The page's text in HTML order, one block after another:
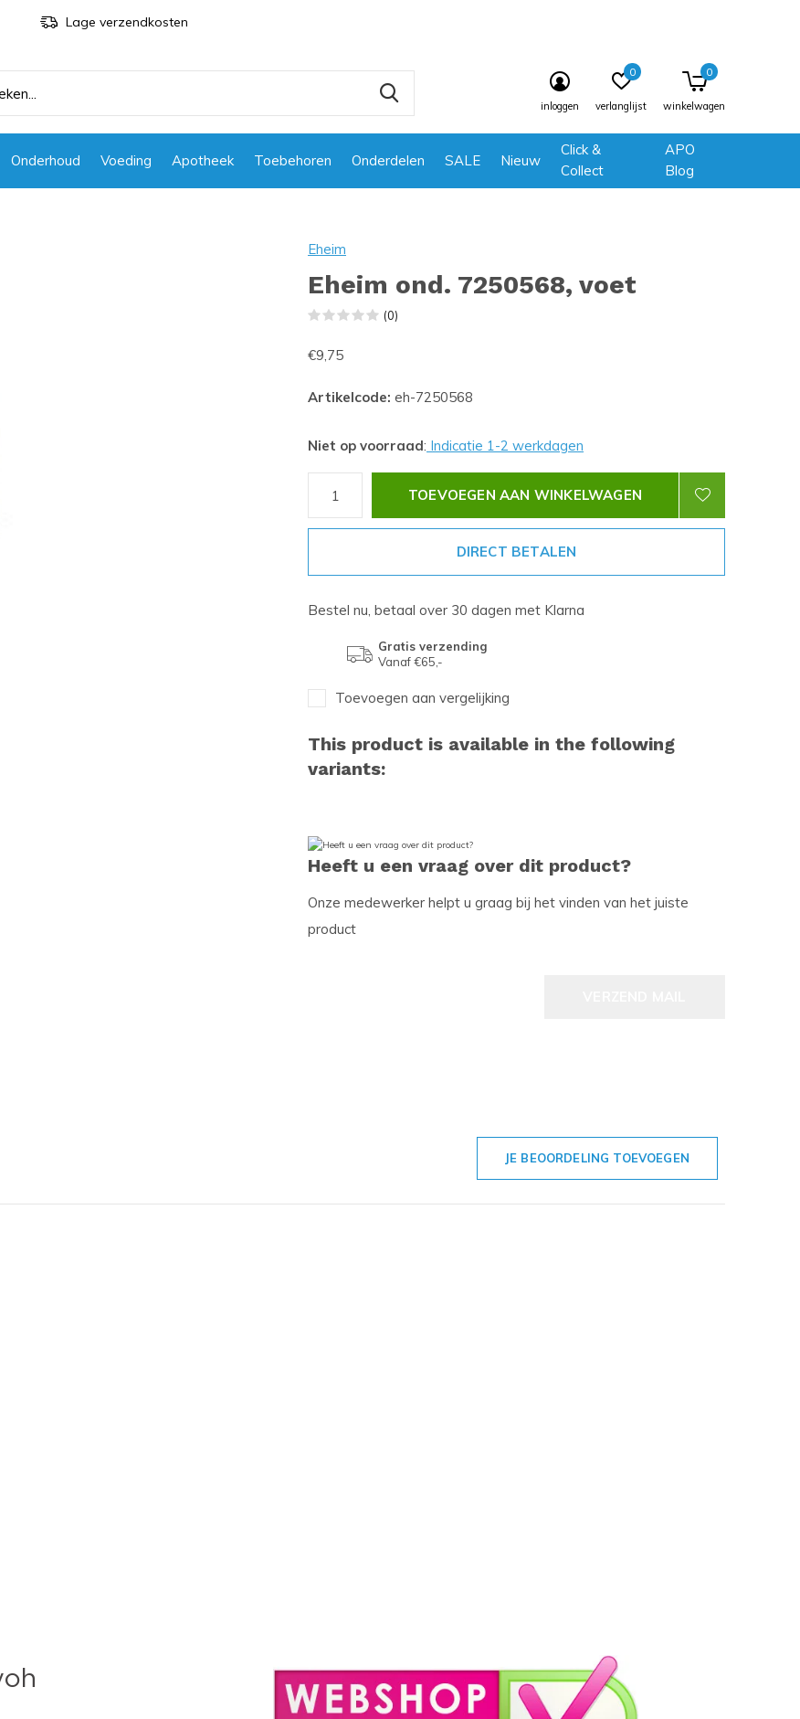
Onderhoud Voeding Apotheek Toebehoren Onderdelen SALE Nieuw
Click &
Collect
APO
Blog
inloggen verlanglijst
0
winkelwagen
0
Lage verzendkosten
Eheim
Eheim ond. 7250568, voet
(0)
€9,75
Artikelcode: eh-7250568
Niet op voorraad: Indicatie 1-2 werkdagen
TOEVOEGEN AAN WINKELWAGEN
DIRECT BETALEN
Bestel nu, betaal over 30 dagen met Klarna
Gratis verzending
Vanaf €65,-
Toevoegen aan vergelijking
This product is available in the following
variants:
Heeft u een vraag over dit product?
Onze medewerker helpt u graag bij het vinden van het juiste
product
JE BEOORDELING TOEVOEGEN